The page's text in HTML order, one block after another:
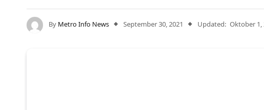
By Metro Info News September 30, 2021 Updated: Oktober 1,